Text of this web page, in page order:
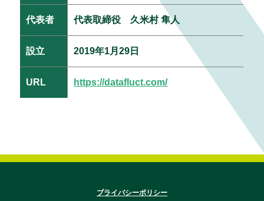
代表者 代表取締役 久米村 隼人
設立 2019年1月29日
URL https://datafluct.com/
プライバシーポリシー